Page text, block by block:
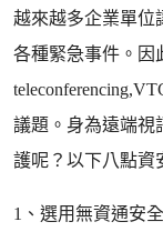
越來越多企業單位
各種緊急事件。因
議題。身為遠端視
護呢？以下八點資
1、選用無資通安